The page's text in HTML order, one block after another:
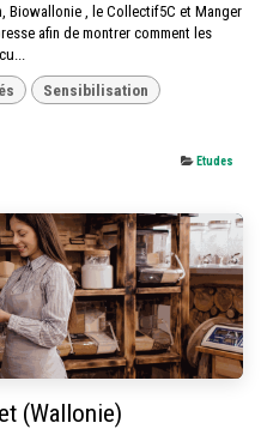
Biowallonie , le Collectif5C et Manger
afin de montrer comment les
Sensibilisation
Etudes
(Wallonie)